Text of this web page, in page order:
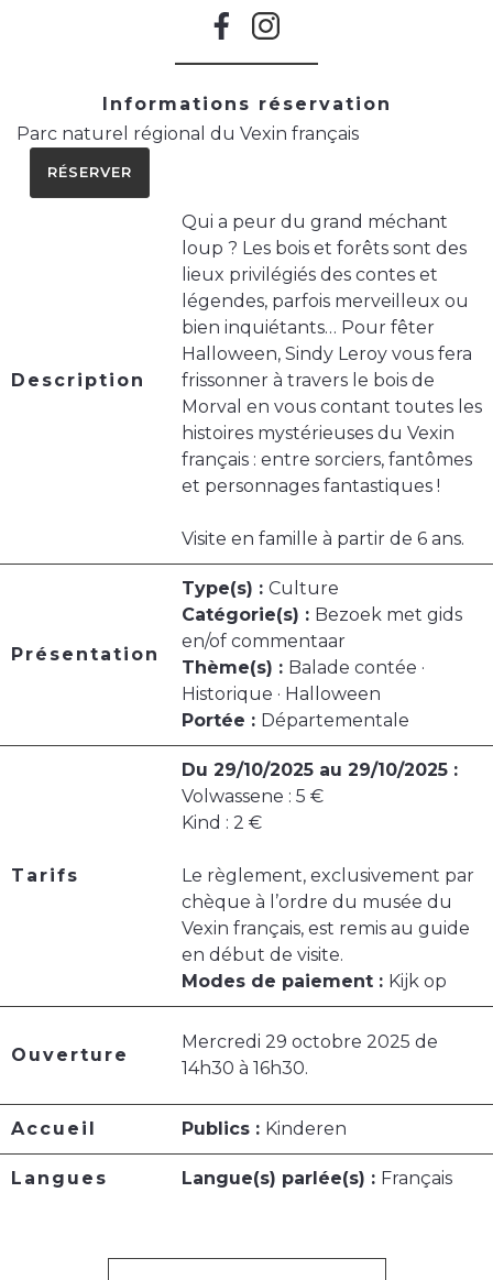
Informations réservation
Parc naturel régional du Vexin français
RÉSERVER
Description
Qui a peur du grand méchant
loup ? Les bois et forêts sont des
lieux privilégiés des contes et
légendes, parfois merveilleux ou
bien inquiétants… Pour fêter
Halloween, Sindy Leroy vous fera
frissonner à travers le bois de
Morval en vous contant toutes les
histoires mystérieuses du Vexin
français : entre sorciers, fantômes
et personnages fantastiques !
Visite en famille à partir de 6 ans.
Présentation
Type(s) : Culture
Catégorie(s) : Bezoek met gids
en/of commentaar
Thème(s) : Balade contée ·
Historique · Halloween
Portée : Départementale
Tarifs
Du 29/10/2025 au 29/10/2025 :
Volwassene : 5 €
Kind : 2 €
Le règlement, exclusivement par
chèque à l’ordre du musée du
Vexin français, est remis au guide
en début de visite.
Modes de paiement : Kijk op
Ouverture
Mercredi 29 octobre 2025 de
14h30 à 16h30.
Accueil Publics : Kinderen
Langues Langue(s) parlée(s) : Français